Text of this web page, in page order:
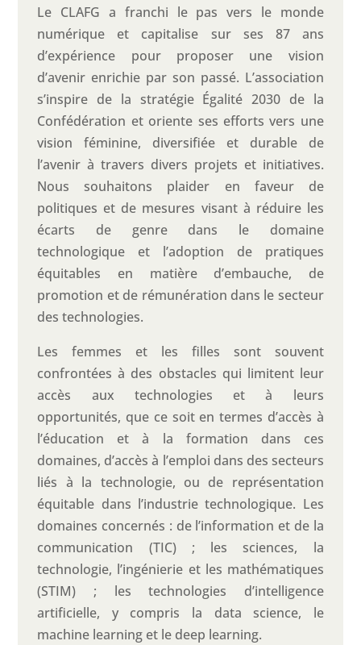
Le CLAFG a franchi le pas vers le monde
numérique et capitalise sur ses 87 ans
d’expérience pour proposer une vision
d’avenir enrichie par son passé. L’association
s’inspire de la stratégie Égalité 2030 de la
Confédération et oriente ses efforts vers une
vision féminine, diversifiée et durable de
l’avenir à travers divers projets et initiatives.
Nous souhaitons plaider en faveur de
politiques et de mesures visant à réduire les
écarts de genre dans le domaine
technologique et l’adoption de pratiques
équitables en matière d’embauche, de
promotion et de rémunération dans le secteur
des technologies.
Les femmes et les filles sont souvent
confrontées à des obstacles qui limitent leur
accès aux technologies et à leurs
opportunités, que ce soit en termes d’accès à
l’éducation et à la formation dans ces
domaines, d’accès à l’emploi dans des secteurs
liés à la technologie, ou de représentation
équitable dans l’industrie technologique. Les
domaines concernés : de l’information et de la
communication (TIC) ; les sciences, la
technologie, l’ingénierie et les mathématiques
(STIM) ; les technologies d’intelligence
artificielle, y compris la data science, le
machine learning et le deep learning.